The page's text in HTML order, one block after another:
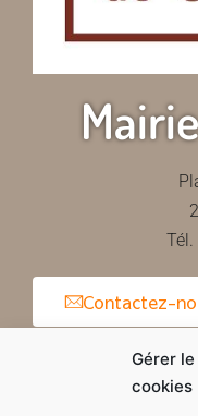
Gérer
cookies
Tél.
Contactez-